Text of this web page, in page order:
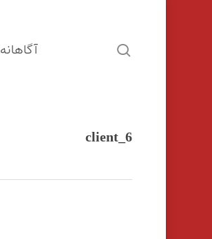
آگاهانه search
client_6